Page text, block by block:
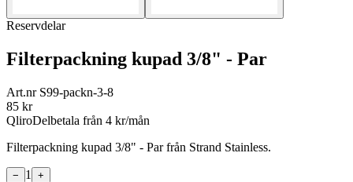
Reservdelar
Filterpackning kupad 3/8" - Par
Art.nr S99-packn-3-8
85 kr
QliroDelbetala från 4 kr/mån
Filterpackning kupad 3/8" - Par från Strand Stainless.
− 1
+